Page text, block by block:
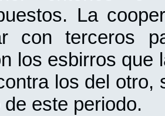
La
con terceros
los esbirros que
los del otro,
de este periodo.